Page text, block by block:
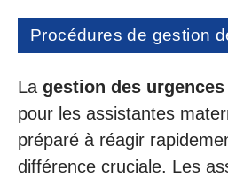
Procédures de gestion
La gestion des urgences
pour les assistantes
préparé à réagir
différence cruciale. Les